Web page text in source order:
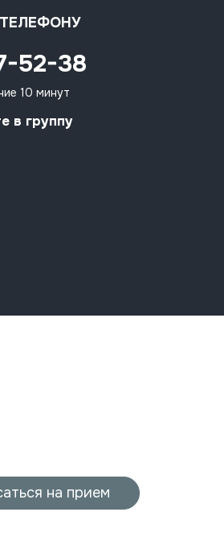
52-38
10 минут
в группу
на прием